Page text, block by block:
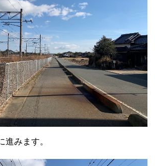
進みます。